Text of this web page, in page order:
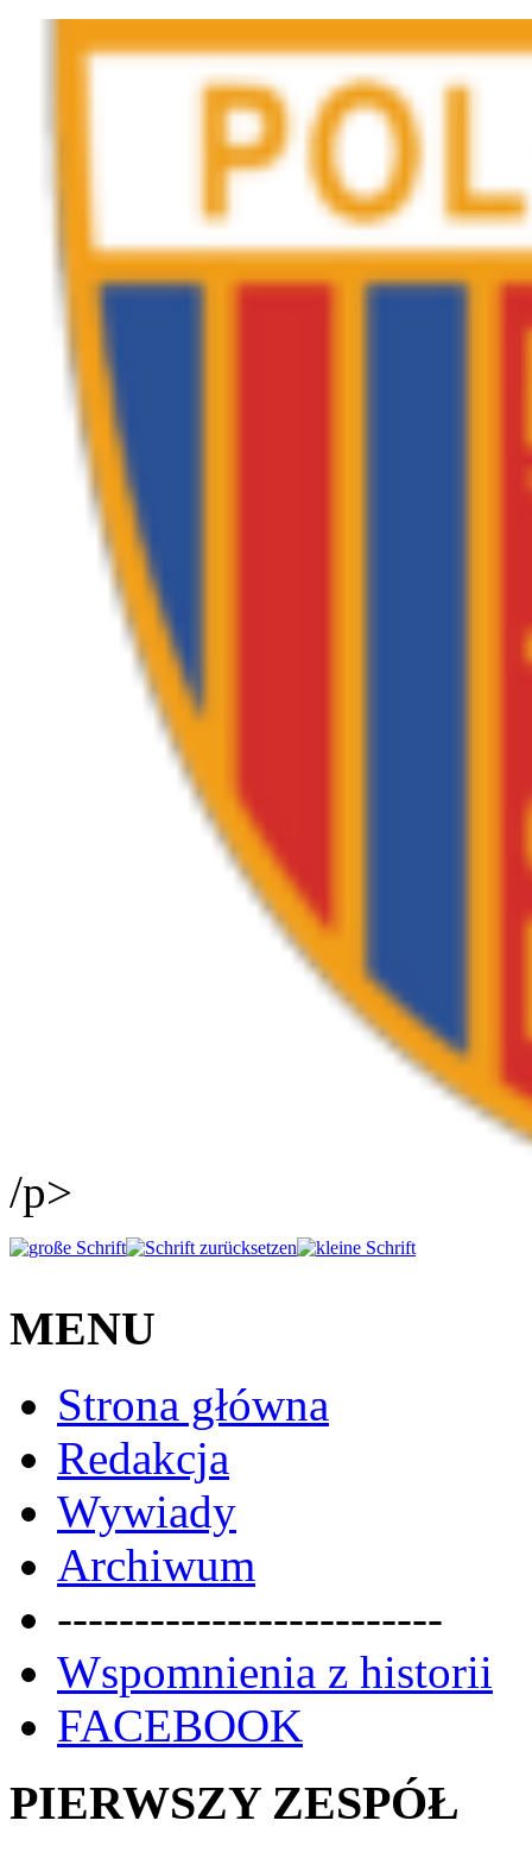
/p>
MENU
Strona główna
Redakcja
Wywiady
Archiwum
-------------------------
Wspomnienia z historii
FACEBOOK
PIERWSZY ZESPÓŁ